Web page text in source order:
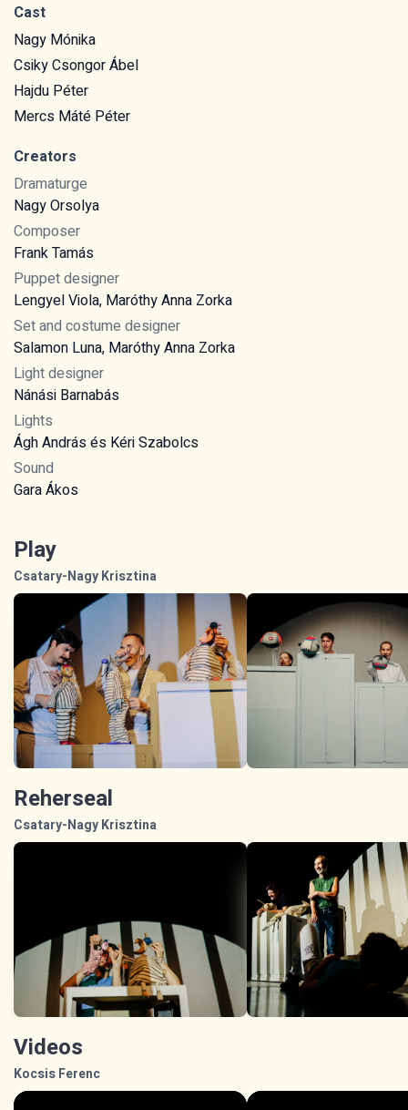
Cast
Nagy Mónika
Csiky Csongor Ábel
Hajdu Péter
Mercs Máté Péter
Creators
Dramaturge
Nagy Orsolya
Composer
Frank Tamás
Puppet designer
Lengyel Viola, Maróthy Anna Zorka
Set and costume designer
Salamon Luna, Maróthy Anna Zorka
Light designer
Nánási Barnabás
Lights
Ágh András és Kéri Szabolcs
Sound
Gara Ákos
Play
Csatary-Nagy Krisztina
Reherseal
Csatary-Nagy Krisztina
Videos
Kocsis Ferenc